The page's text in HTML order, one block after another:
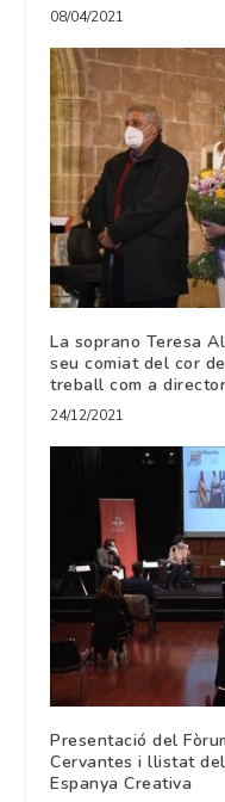
08/04/2021
La soprano Teresa
seu comiat del cor
treball com a
24/12/2021
Presentació del
Cervantes i llistat
Espanya Creativa